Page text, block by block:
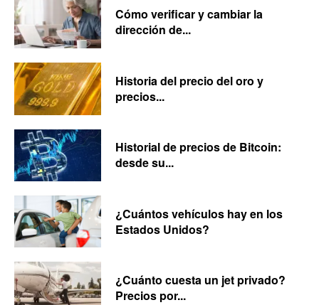
Cómo verificar y cambiar la
dirección de...
Historia del precio del oro y
precios...
Historial de precios de Bitcoin:
desde su...
¿Cuántos vehículos hay en los
Estados Unidos?
¿Cuánto cuesta un jet privado?
Precios por...